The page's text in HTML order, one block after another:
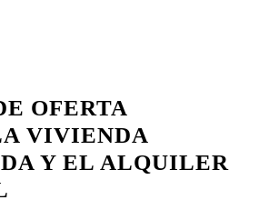
OFERTA
VIVIENDA
Y EL ALQUILER